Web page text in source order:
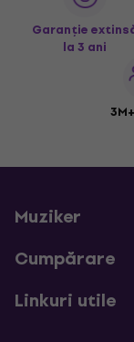
Garanție
la 3 ani
Muziker
Cumpărare
Linkuri utile